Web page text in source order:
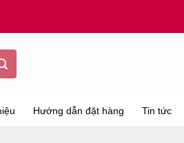
Hướng dẫn đặt hàng Tin tức